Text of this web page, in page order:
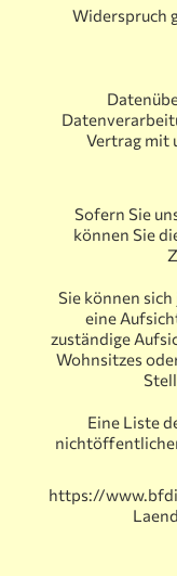
Widerspruch
Vertrag mit
Sofern Sie
können Sie
Sie können
eine
zuständige
Wohnsitzes
Eine Liste
https://